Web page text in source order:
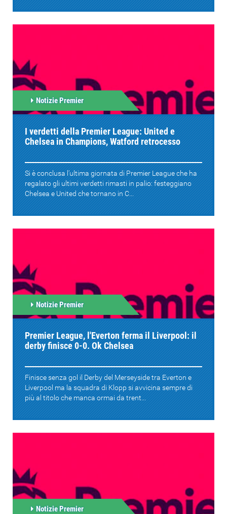
Notizie Premier
I verdetti della Premier League: United e
Chelsea in Champions, Watford retrocesso
Si è conclusa l'ultima giornata di Premier League che ha
regalato gli ultimi verdetti rimasti in palio: festeggiano
Chelsea e United che tornano in C...
Notizie Premier
Premier League, l'Everton ferma il Liverpool: il
derby finisce 0-0. Ok Chelsea
Finisce senza gol il Derby del Merseyside tra Everton e
Liverpool ma la squadra di Klopp si avvicina sempre di
più al titolo che manca ormai da trent...
Notizie Premier